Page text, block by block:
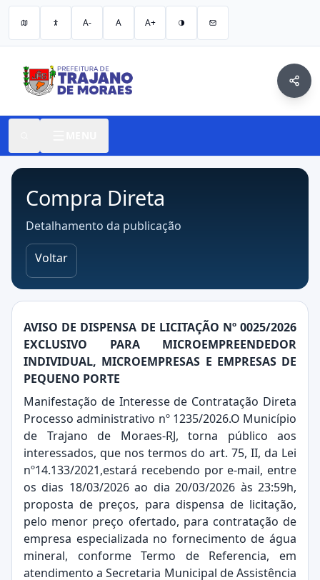
A- A A+
Compra Direta
Detalhamento da publicação
Voltar
AVISO DE DISPENSA DE LICITAÇÃO Nº 0025/2026
EXCLUSIVO PARA MICROEMPREENDEDOR
INDIVIDUAL, MICROEMPRESAS E EMPRESAS DE
PEQUENO PORTE
Manifestação de Interesse de Contratação Direta
Processo administrativo nº 1235/2026.O Município
de Trajano de Moraes-RJ, torna público aos
interessados, que nos termos do art. 75, II, da Lei
nº14.133/2021,estará recebendo por e-mail, entre
os dias 18/03/2026 ao dia 20/03/2026 às 23:59h,
proposta de preços, para dispensa de licitação,
pelo menor preço ofertado, para contratação de
empresa especializada no fornecimento de água
mineral, conforme Termo de Referencia, em
atendimento a Secretaria Municipal de Assistência